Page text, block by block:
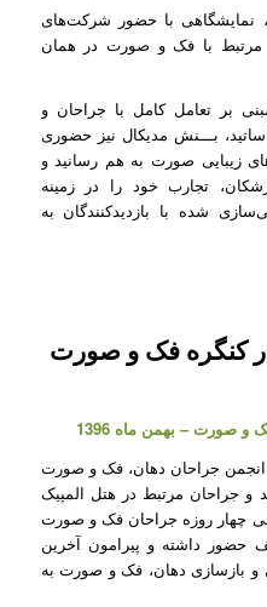
نمایشگاهی با حضور شرکت‌های
مرتبط با فک و صورت در همان
بر تعامل کامل با جراحان و
بـــنش مدیکال نیز حضوری
زیبایی صورت به هم رسانید و
تجارب خود را در زمینه
شده با بازدیدکنندگان به
کنگره فک و صورت
صورت – بهمن ماه 1396
انجمن جراحان دهان، فک و صورت
حضور اساتید و جراحان مرتبط در هتل المپیک
چهار روزه جراحان فک و صورت
حضور داشته و پیرامون آخرین
و بازسازی دهان، فک و صورت به